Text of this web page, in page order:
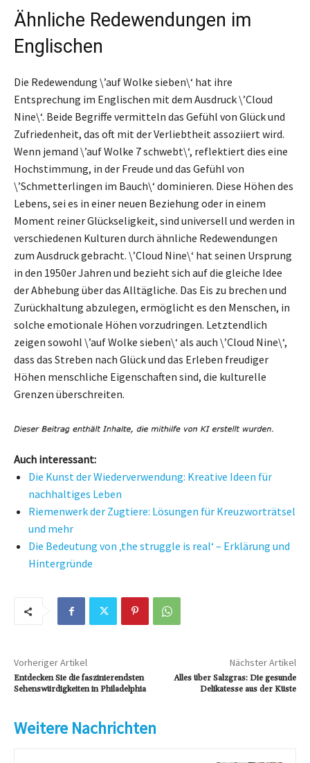
Ähnliche Redewendungen im
Englischen
Die Redewendung \’auf Wolke sieben\‘ hat ihre
Entsprechung im Englischen mit dem Ausdruck \’Cloud
Nine\‘. Beide Begriffe vermitteln das Gefühl von Glück und
Zufriedenheit, das oft mit der Verliebtheit assoziiert wird.
Wenn jemand \’auf Wolke 7 schwebt\‘, reflektiert dies eine
Hochstimmung, in der Freude und das Gefühl von
\’Schmetterlingen im Bauch\‘ dominieren. Diese Höhen des
Lebens, sei es in einer neuen Beziehung oder in einem
Moment reiner Glückseligkeit, sind universell und werden in
verschiedenen Kulturen durch ähnliche Redewendungen
zum Ausdruck gebracht. \’Cloud Nine\‘ hat seinen Ursprung
in den 1950er Jahren und bezieht sich auf die gleiche Idee
der Abhebung über das Alltägliche. Das Eis zu brechen und
Zurückhaltung abzulegen, ermöglicht es den Menschen, in
solche emotionale Höhen vorzudringen. Letztendlich
zeigen sowohl \’auf Wolke sieben\‘ als auch \’Cloud Nine\‘,
dass das Streben nach Glück und das Erleben freudiger
Höhen menschliche Eigenschaften sind, die kulturelle
Grenzen überschreiten.
Auch interessant:
Die Kunst der Wiederverwendung: Kreative Ideen für
nachhaltiges Leben
Riemenwerk der Zugtiere: Lösungen für Kreuzworträtsel
und mehr
Die Bedeutung von ‚the struggle is real‘ – Erklärung und
Hintergründe
Vorheriger Artikel
Entdecken Sie die faszinierendsten
Sehenswürdigkeiten in Philadelphia
Nächster Artikel
Alles über Salzgras: Die gesunde
Delikatesse aus der Küste
Weitere Nachrichten